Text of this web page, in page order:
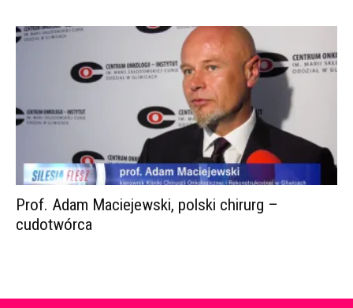
Prof. Adam Maciejewski, polski chirurg –
cudotwórca